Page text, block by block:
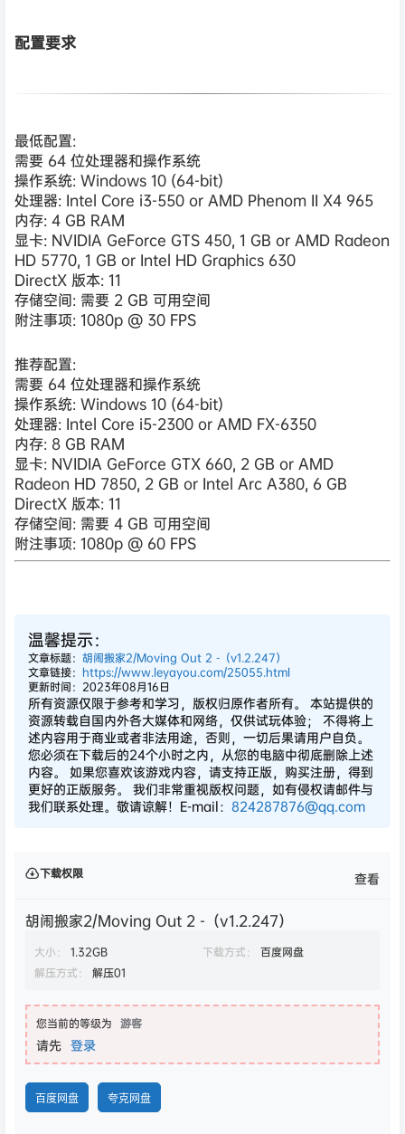
配置要求
最低配置:
需要 64 位处理器和操作系统
操作系统: Windows 10 (64-bit)
处理器: Intel Core i3-550 or AMD Phenom II X4 965
内存: 4 GB RAM
显卡: NVIDIA GeForce GTS 450, 1 GB or AMD Radeon
HD 5770, 1 GB or Intel HD Graphics 630
DirectX 版本: 11
存储空间: 需要 2 GB 可用空间
附注事项: 1080p @ 30 FPS
推荐配置:
需要 64 位处理器和操作系统
操作系统: Windows 10 (64-bit)
处理器: Intel Core i5-2300 or AMD FX-6350
内存: 8 GB RAM
显卡: NVIDIA GeForce GTX 660, 2 GB or AMD
Radeon HD 7850, 2 GB or Intel Arc A380, 6 GB
DirectX 版本: 11
存储空间: 需要 4 GB 可用空间
附注事项: 1080p @ 60 FPS
温馨提示：
文章标题： 胡闹搬家2/Moving Out 2 -（v1.2.247）
文章链接： https://www.leyayou.com/25055.html
更新时间：2023年08月16日
所有资源仅限于参考和学习，版权归原作者所有。 本站提供的
资源转载自国内外各大媒体和网络，仅供试玩体验； 不得将上
述内容用于商业或者非法用途，否则，一切后果请用户自负。
您必须在下载后的24个小时之内，从您的电脑中彻底删除上述
内容。 如果您喜欢该游戏内容，请支持正版，购买注册，得到
更好的正版服务。 我们非常重视版权问题，如有侵权请邮件与
我们联系处理。敬请谅解！E-mail： 824287876@qq.com
下载权限 查看
胡闹搬家2/Moving Out 2 -（v1.2.247）
大小： 1.32GB 下载方式：
百度网盘
解压方式：
解压01
您当前的等级为 游客
请先 登录
百度网盘 夸克网盘